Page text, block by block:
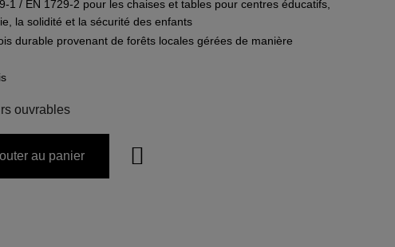
1 / EN 1729-2 pour les chaises et tables pour centres éducatifs,
la solidité et la sécurité des enfants
durable provenant de forêts locales gérées de manière
ouvrables
au panier